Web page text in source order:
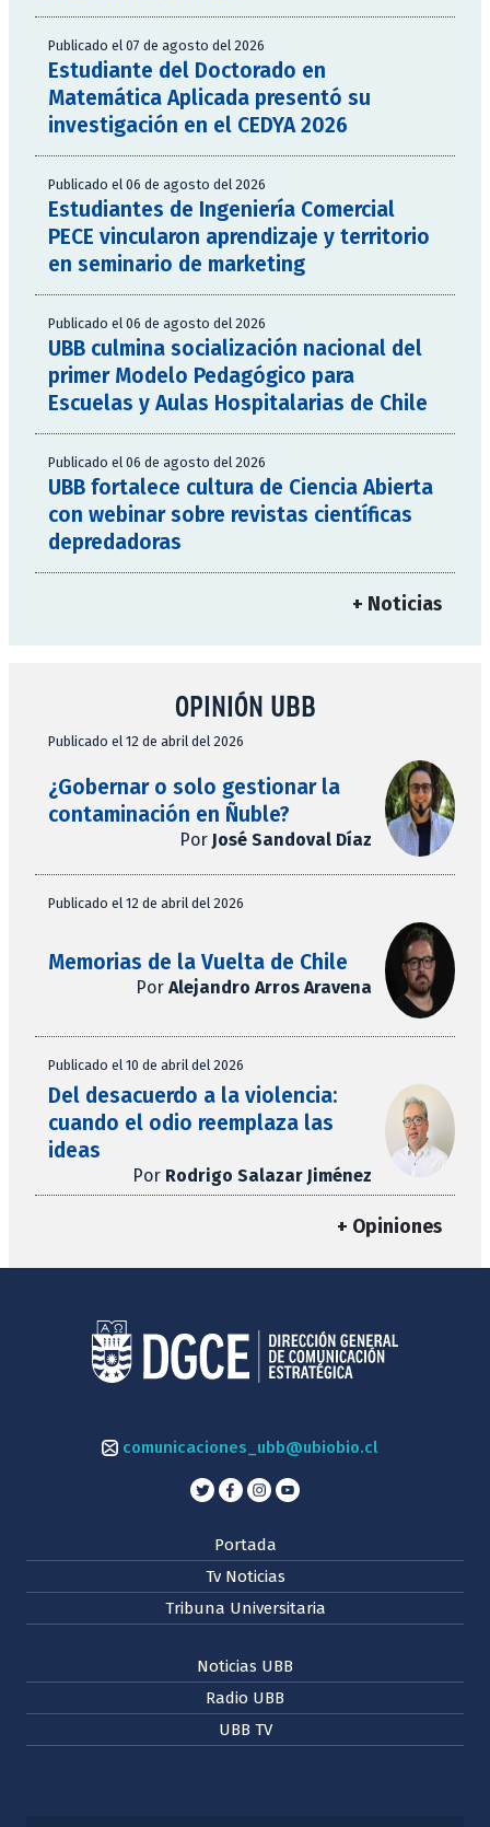
Publicado el 07 de agosto del 2026
Estudiante del Doctorado en
Matemática Aplicada presentó su
investigación en el CEDYA 2026
Publicado el 06 de agosto del 2026
Estudiantes de Ingeniería Comercial
PECE vincularon aprendizaje y territorio
en seminario de marketing
Publicado el 06 de agosto del 2026
UBB culmina socialización nacional del
primer Modelo Pedagógico para
Escuelas y Aulas Hospitalarias de Chile
Publicado el 06 de agosto del 2026
UBB fortalece cultura de Ciencia Abierta
con webinar sobre revistas científicas
depredadoras
+ Noticias
OPINIÓN UBB
Publicado el 12 de abril del 2026
¿Gobernar o solo gestionar la
contaminación en Ñuble?
Por José Sandoval Díaz
Publicado el 12 de abril del 2026
Memorias de la Vuelta de Chile
Por Alejandro Arros Aravena
Publicado el 10 de abril del 2026
Del desacuerdo a la violencia:
cuando el odio reemplaza las
ideas
Por Rodrigo Salazar Jiménez
+ Opiniones
comunicaciones_ubb@ubiobio.cl
Portada
Tv Noticias
Tribuna Universitaria
Noticias UBB
Radio UBB
UBB TV